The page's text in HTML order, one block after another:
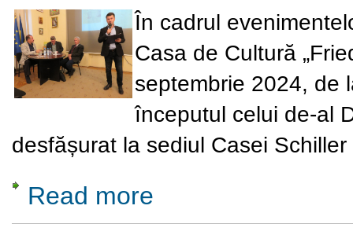
În cadrul
Casa de Cultură
septembrie 2024, de
începutul celui de-al
desfășurat la sediul Casei Schiller
Read more